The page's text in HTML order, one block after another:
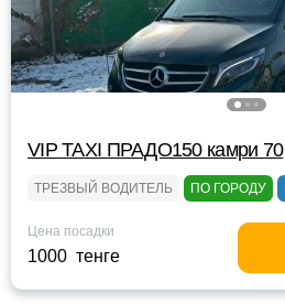
VIP TAXI ПРАДО150 камри 70
ТРЕЗВЫЙ ВОДИТЕЛЬ ПО ГОРОДУ
Цена посадки
1000 тенге